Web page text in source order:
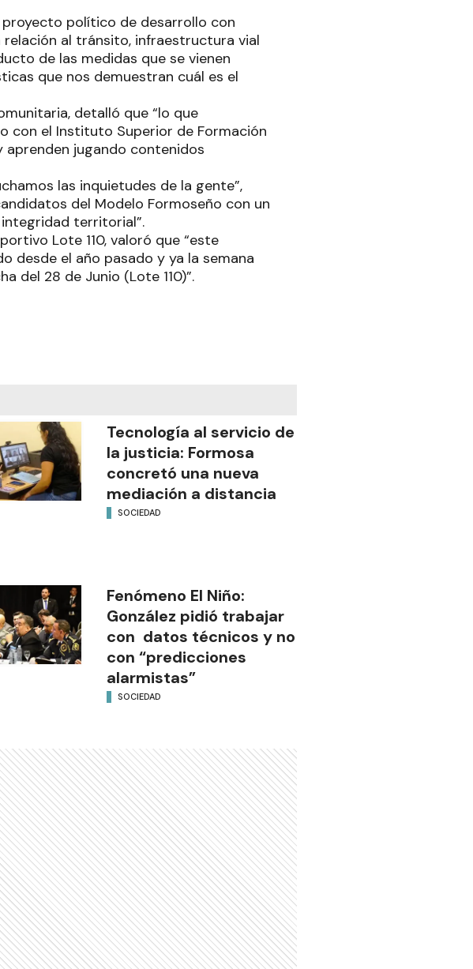
proyecto político de desarrollo con
al tránsito, infraestructura vial
de las medidas que se vienen
que nos demuestran cuál es el
detalló que “lo que
con el Instituto Superior de Formación
aprenden jugando contenidos
las inquietudes de la gente”,
del Modelo Formoseño con un
territorial”.
Lote 110, valoró que “este
desde el año pasado y ya la semana
del 28 de Junio (Lote 110)”.
Tecnología al servicio de
la justicia: Formosa
concretó una nueva
mediación a distancia
SOCIEDAD
Fenómeno El Niño:
González pidió trabajar
con datos técnicos y no
con “predicciones
alarmistas”
SOCIEDAD